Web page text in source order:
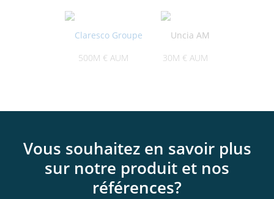
500M € AUM 30M € AUM
Vous souhaitez en savoir plus
sur notre produit et nos
références?